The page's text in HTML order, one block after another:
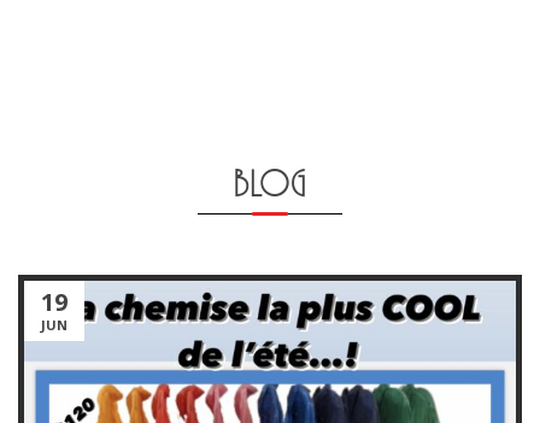
BLOG
19
JUN